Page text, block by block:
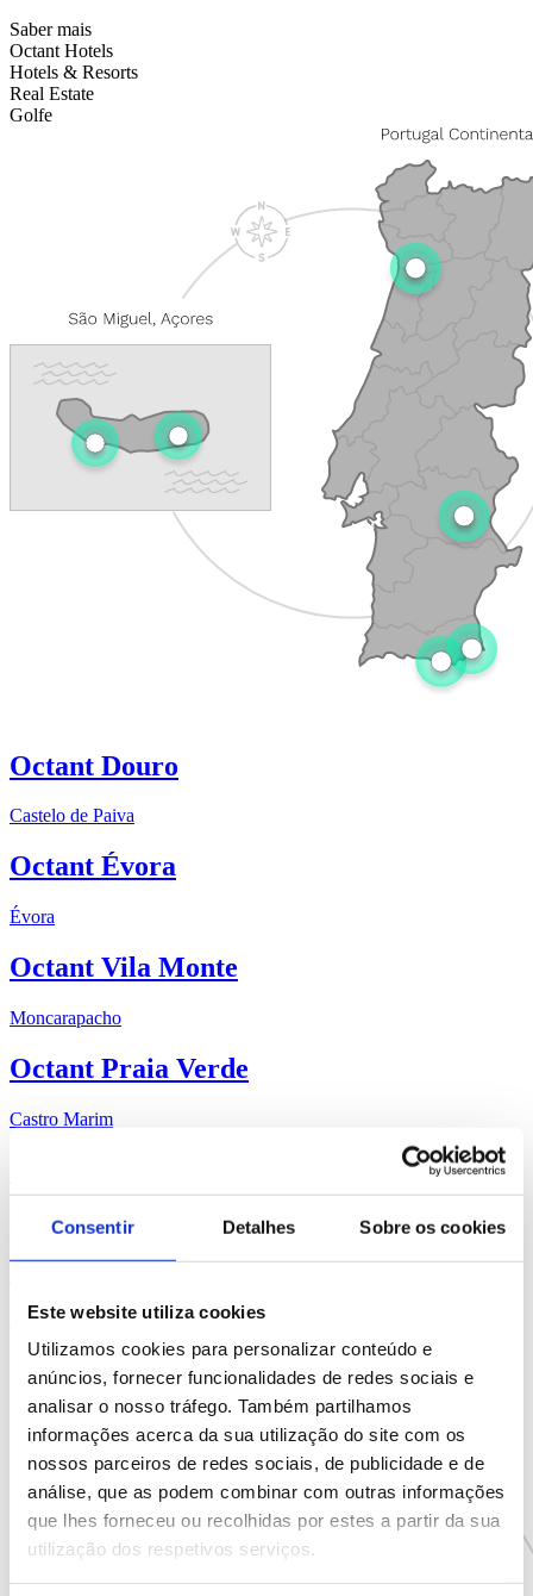
Consentir Detalhes Sobre os cookies
Este website utiliza cookies
Utilizamos cookies para personalizar conteúdo e
anúncios, fornecer funcionalidades de redes sociais e
analisar o nosso tráfego. Também partilhamos
informações acerca da sua utilização do site com os
nossos parceiros de redes sociais, de publicidade e de
análise, que as podem combinar com outras informações
que lhes forneceu ou recolhidas por estes a partir da sua
utilização dos respetivos serviços.
Saber mais
Octant Hotels
Hotels & Resorts
Real Estate
Golfe
Octant Douro
Castelo de Paiva
Octant Évora
Évora
Octant Vila Monte
Moncarapacho
Octant Praia Verde
Castro Marim
São Miguel
Octant Furnas
São Miguel